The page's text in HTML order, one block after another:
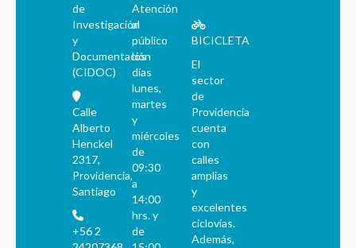
de
Investigación
y
Documentación
(CIDOC)
Calle
Alberto
Henckel
2317,
Providencia,
Santiago
+56 2
Atención
al
público
los
días
lunes,
martes
y
miércoles
de
09:30
a
14:00
hrs. y
de
BICICLETA
El
sector
de
Providencia
cuenta
con
calles
amplias
y
excelentes
ciclovías.
Además,